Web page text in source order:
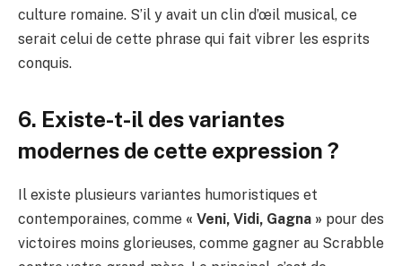
culture romaine. S’il y avait un clin d’œil musical, ce
serait celui de cette phrase qui fait vibrer les esprits
conquis.
6. Existe-t-il des variantes
modernes de cette expression ?
Il existe plusieurs variantes humoristiques et
contemporaines, comme « Veni, Vidi, Gagna » pour des
victoires moins glorieuses, comme gagner au Scrabble